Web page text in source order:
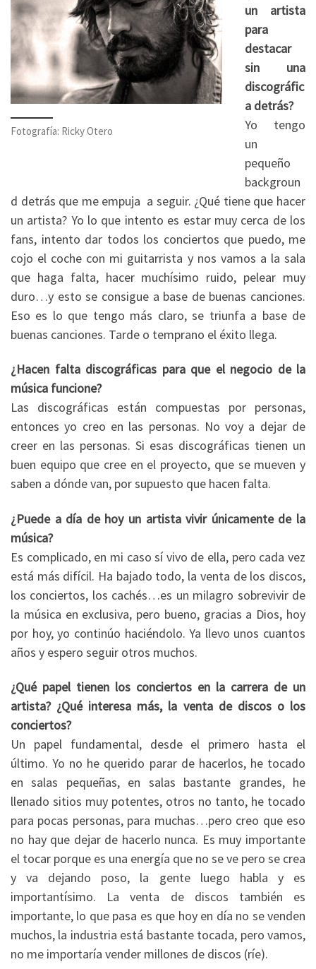
Fotografía: Ricky Otero
un artista
para
destacar
sin una
discográfic
a detrás?
Yo tengo
un
pequeño
backgroun
d detrás que me empuja a seguir. ¿Qué tiene que hacer
un artista? Yo lo que intento es estar muy cerca de los
fans, intento dar todos los conciertos que puedo, me
cojo el coche con mi guitarrista y nos vamos a la sala
que haga falta, hacer muchísimo ruido, pelear muy
duro…y esto se consigue a base de buenas canciones.
Eso es lo que tengo más claro, se triunfa a base de
buenas canciones. Tarde o temprano el éxito llega.
¿Hacen falta discográficas para que el negocio de la
música funcione?
Las discográficas están compuestas por personas,
entonces yo creo en las personas. No voy a dejar de
creer en las personas. Si esas discográficas tienen un
buen equipo que cree en el proyecto, que se mueven y
saben a dónde van, por supuesto que hacen falta.
¿Puede a día de hoy un artista vivir únicamente de la
música?
Es complicado, en mi caso sí vivo de ella, pero cada vez
está más difícil. Ha bajado todo, la venta de los discos,
los conciertos, los cachés…es un milagro sobrevivir de
la música en exclusiva, pero bueno, gracias a Dios, hoy
por hoy, yo continúo haciéndolo. Ya llevo unos cuantos
años y espero seguir otros muchos.
¿Qué papel tienen los conciertos en la carrera de un
artista? ¿Qué interesa más, la venta de discos o los
conciertos?
Un papel fundamental, desde el primero hasta el
último. Yo no he querido parar de hacerlos, he tocado
en salas pequeñas, en salas bastante grandes, he
llenado sitios muy potentes, otros no tanto, he tocado
para pocas personas, para muchas…pero creo que eso
no hay que dejar de hacerlo nunca. Es muy importante
el tocar porque es una energía que no se ve pero se crea
y va dejando poso, la gente luego habla y es
importantísimo. La venta de discos también es
importante, lo que pasa es que hoy en día no se venden
muchos, la industria está bastante tocada, pero vamos,
no me importaría vender millones de discos (ríe).